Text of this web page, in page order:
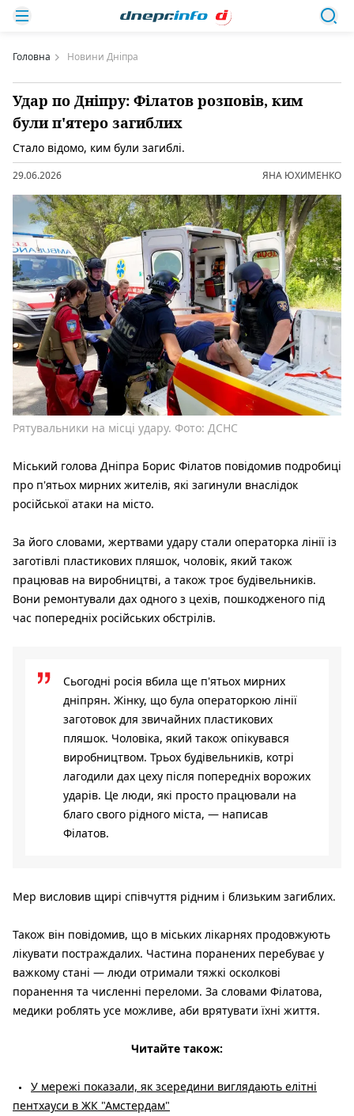
Головна Новини Дніпра
Удар по Дніпру: Філатов розповів, ким
були п'ятеро загиблих
Стало відомо, ким були загиблі.
29.06.2026 ЯНА ЮХИМЕНКО
Рятувальники на місці удару. Фото: ДСНС
Міський голова Дніпра Борис Філатов повідомив подробиці
про п'ятьох мирних жителів, які загинули внаслідок
російської атаки на місто.
За його словами, жертвами удару стали операторка лінії із
заготівлі пластикових пляшок, чоловік, який також
працював на виробництві, а також троє будівельників.
Вони ремонтували дах одного з цехів, пошкодженого під
час попередніх російських обстрілів.
Сьогодні росія вбила ще п'ятьох мирних
дніпрян. Жінку, що була операторкою лінії
заготовок для звичайних пластикових
пляшок. Чоловіка, який також опікувався
виробництвом. Трьох будівельників, котрі
лагодили дах цеху після попередніх ворожих
ударів. Це люди, які просто працювали на
благо свого рідного міста, — написав
Філатов.
Мер висловив щирі співчуття рідним і близьким загиблих.
Також він повідомив, що в міських лікарнях продовжують
лікувати постраждалих. Частина поранених перебуває у
важкому стані — люди отримали тяжкі осколкові
поранення та численні переломи. За словами Філатова,
медики роблять усе можливе, аби врятувати їхні життя.
Читайте також:
У мережі показали, як зсередини виглядають елітні
пентхауси в ЖК "Амстердам"